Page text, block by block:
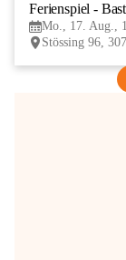
Ferienspiel -
Mo., 17. Aug.,
Stössing 96,